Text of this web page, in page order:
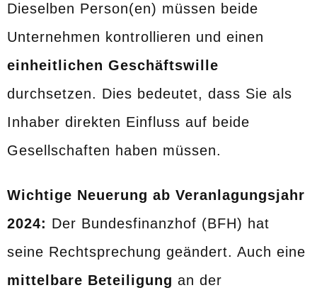
Dieselben Person(en) müssen beide
Unternehmen kontrollieren und einen
einheitlichen Geschäftswille
durchsetzen. Dies bedeutet, dass Sie als
Inhaber direkten Einfluss auf beide
Gesellschaften haben müssen.
Wichtige Neuerung ab Veranlagungsjahr
2024: Der Bundesfinanzhof (BFH) hat
seine Rechtsprechung geändert. Auch eine
mittelbare Beteiligung an der